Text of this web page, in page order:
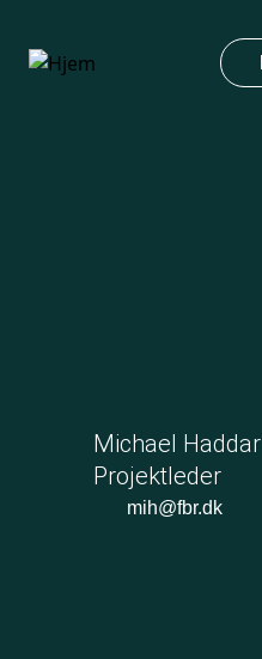
hovedindhold
Michael Haddar
Projektleder
mih@fbr.dk